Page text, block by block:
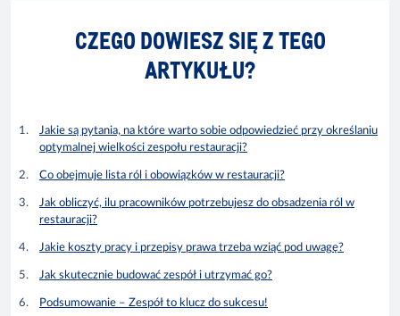
CZEGO DOWIESZ SIĘ Z TEGO
ARTYKUŁU?
Jakie są pytania, na które warto sobie odpowiedzieć przy określaniu
optymalnej wielkości zespołu restauracji?
Co obejmuje lista ról i obowiązków w restauracji?
Jak obliczyć, ilu pracowników potrzebujesz do obsadzenia ról w
restauracji?
Jakie koszty pracy i przepisy prawa trzeba wziąć pod uwagę?
Jak skutecznie budować zespół i utrzymać go?
Podsumowanie – Zespół to klucz do sukcesu!